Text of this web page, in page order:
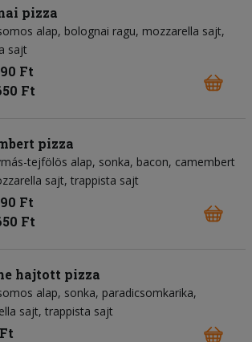
pizza
alap bolognai ragu mozzarella sajt
sajt
Ft
Ft
pizza
tejfölös alap sonka bacon camembert
sajt trappista sajt
Ft
Ft
hajtott pizza
alap sonka paradicsomkarika
sajt trappista sajt